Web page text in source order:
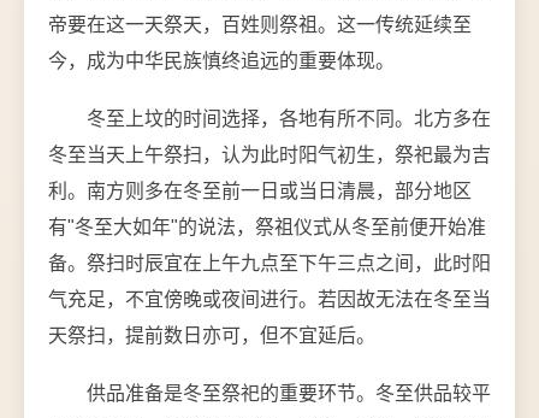
帝要在这一天祭天，百姓则祭祖。这一传统延续至
今，成为中华民族慎终追远的重要体现。
冬至上坟的时间选择，各地有所不同。北方多在
冬至当天上午祭扫，认为此时阳气初生，祭祀最为吉
利。南方则多在冬至前一日或当日清晨，部分地区
有"冬至大如年"的说法，祭祖仪式从冬至前便开始准
备。祭扫时辰宜在上午九点至下午三点之间，此时阳
气充足，不宜傍晚或夜间进行。若因故无法在冬至当
天祭扫，提前数日亦可，但不宜延后。
供品准备是冬至祭祀的重要环节。冬至供品较平